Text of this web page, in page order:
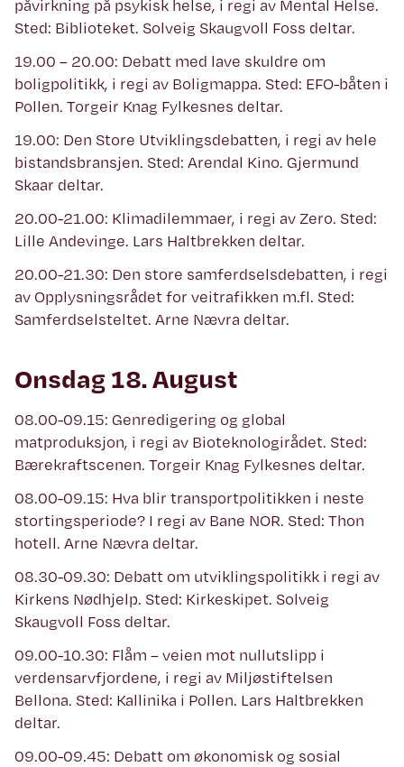
påvirkning på psykisk helse, i regi av Mental Helse.
Sted: Biblioteket. Solveig Skaugvoll Foss deltar.
19.00 – 20.00: Debatt med lave skuldre om
boligpolitikk, i regi av Boligmappa. Sted: EFO-båten i
Pollen. Torgeir Knag Fylkesnes deltar.
19.00: Den Store Utviklingsdebatten, i regi av hele
bistandsbransjen. Sted: Arendal Kino. Gjermund
Skaar deltar.
20.00-21.00: Klimadilemmaer, i regi av Zero. Sted:
Lille Andevinge. Lars Haltbrekken deltar.
20.00-21.30: Den store samferdselsdebatten, i regi
av Opplysningsrådet for veitrafikken m.fl. Sted:
Samferdselsteltet. Arne Nævra deltar.
Onsdag 18. August
08.00-09.15: Genredigering og global
matproduksjon, i regi av Bioteknologirådet. Sted:
Bærekraftscenen. Torgeir Knag Fylkesnes deltar.
08.00-09.15: Hva blir transportpolitikken i neste
stortingsperiode? I regi av Bane NOR. Sted: Thon
hotell. Arne Nævra deltar.
08.30-09.30: Debatt om utviklingspolitikk i regi av
Kirkens Nødhjelp. Sted: Kirkeskipet. Solveig
Skaugvoll Foss deltar.
09.00-10.30: Flåm – veien mot nullutslipp i
verdensarvfjordene, i regi av Miljøstiftelsen
Bellona. Sted: Kallinika i Pollen. Lars Haltbrekken
deltar.
09.00-09.45: Debatt om økonomisk og sosial